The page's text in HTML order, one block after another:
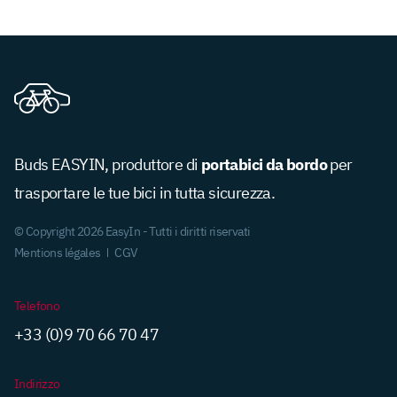
Buds EASYIN, produttore di portabici da bordoper
trasportare le tue bici in tutta sicurezza.
© Copyright 2026 EasyIn - Tutti i diritti riservati
Mentions légales
CGV
Telefono
+33 (0)9 70 66 70 47
Indirizzo